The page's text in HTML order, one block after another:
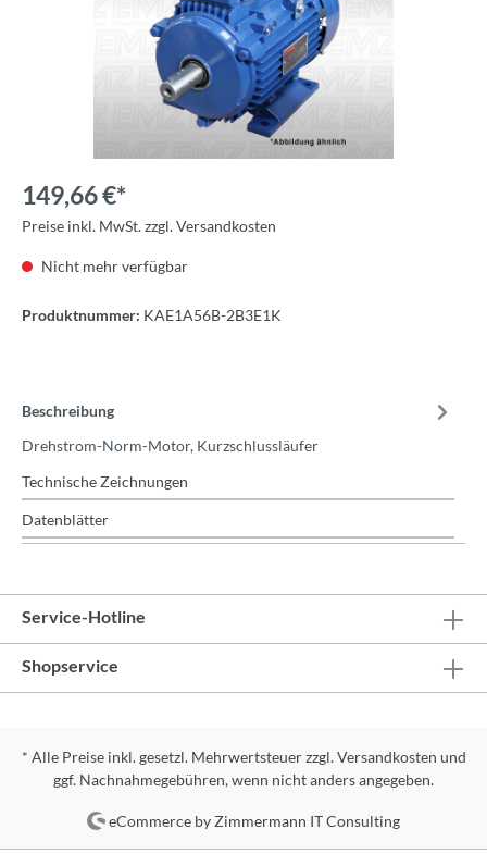
149,66 €*
Preise inkl. MwSt. zzgl. Versandkosten
Nicht mehr verfügbar
Produktnummer: KAE1A56B-2B3E1K
Beschreibung
Drehstrom-Norm-Motor, Kurzschlussläufer
Technische Zeichnungen
Datenblätter
Service-Hotline
Shopservice
* Alle Preise inkl. gesetzl. Mehrwertsteuer zzgl.Versandkosten und
ggf. Nachnahmegebühren, wenn nicht anders angegeben.
eCommerce by Zimmermann IT Consulting